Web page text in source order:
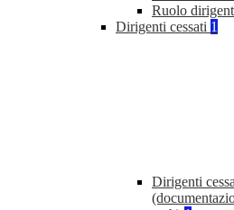
Ruolo
Dirigenti cessati 1
Dirigenti